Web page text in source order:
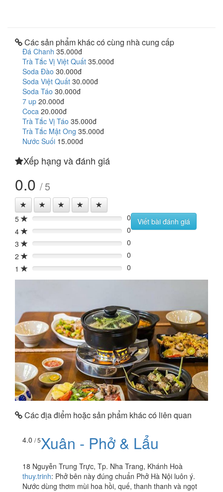
Các sản phẩm khác có cùng nhà cung cấp
Đá Chanh 35.000đ
Trà Tắc Vị Việt Quất 35.000đ
Soda Đào 30.000đ
Soda Việt Quất 30.000đ
Soda Táo 30.000đ
7 up 20.000đ
Coca 20.000đ
Trà Tắc Vị Táo 35.000đ
Trà Tắc Mật Ong 35.000đ
Nước Suối 15.000đ
Xếp hạng và đánh giá
0.0 / 5
5 0%
0
4
0%
0
3
0%
0
2
0%
0
1
0% 0
Viết bài đánh giá
Các địa điểm hoặc sản phẩm khác có liên quan
4.0 / 5Xuân - Phở & Lẩu
18 Nguyễn Trung Trực, Tp. Nha Trang, Khánh Hoà
thuy.trinh: Phở bên này đúng chuẩn Phở Hà Nội luôn ý.
Nước dùng thơm mùi hoa hồi, quế, thanh thanh và ngọt